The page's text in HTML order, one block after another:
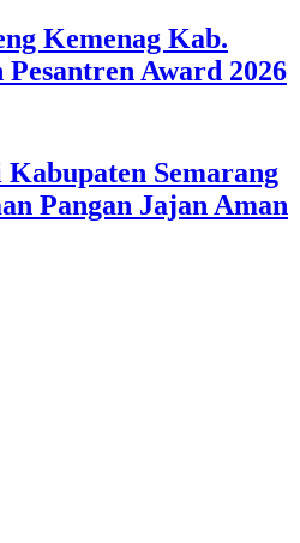
Kemenag Kab.
Pesantren Award 2026
Semarang
Pangan Jajan Aman